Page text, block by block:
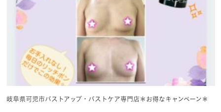
岐阜県可児市バストアップ・バストケア専門店＊お得なキャンペーン＊